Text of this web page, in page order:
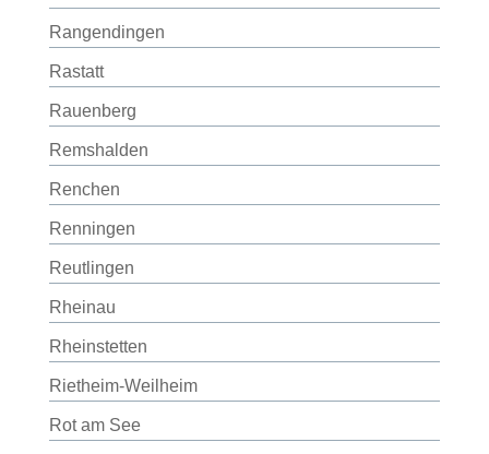
Rangendingen
Rastatt
Rauenberg
Remshalden
Renchen
Renningen
Reutlingen
Rheinau
Rheinstetten
Rietheim-Weilheim
Rot am See